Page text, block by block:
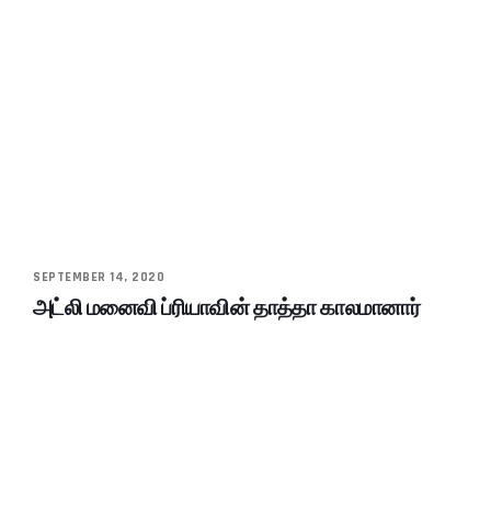
SEPTEMBER 14, 2020
அட்லி மனைவி ப்ரியாவின் தாத்தா காலமானார்